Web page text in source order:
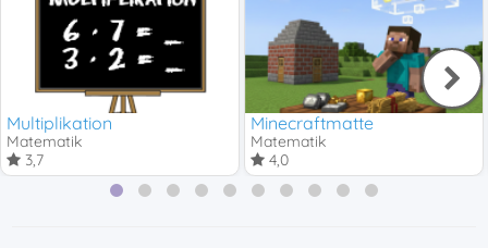
Multiplikation
Matematik
3,7
Minecraftmatte
Matematik
4,0